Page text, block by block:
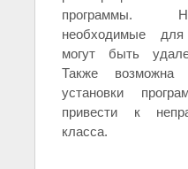
программы.
необходимые для
могут быть
Также
установки
привести к
класса.